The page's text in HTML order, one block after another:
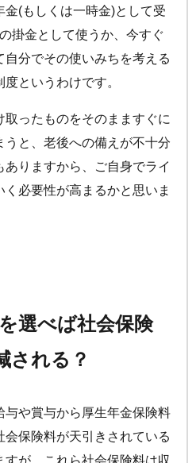
(もしくは一時金)として受
掛金として使うか、今すぐ
分でその使いみちを考える
というわけです。
ったものをそのまますぐに
と、老後への備えが不十分
りますから、ご自身でライ
必要性が高まるかと思いま
選べば社会保険
される？
与や賞与から厚生年金保険料
保険料が天引きされている